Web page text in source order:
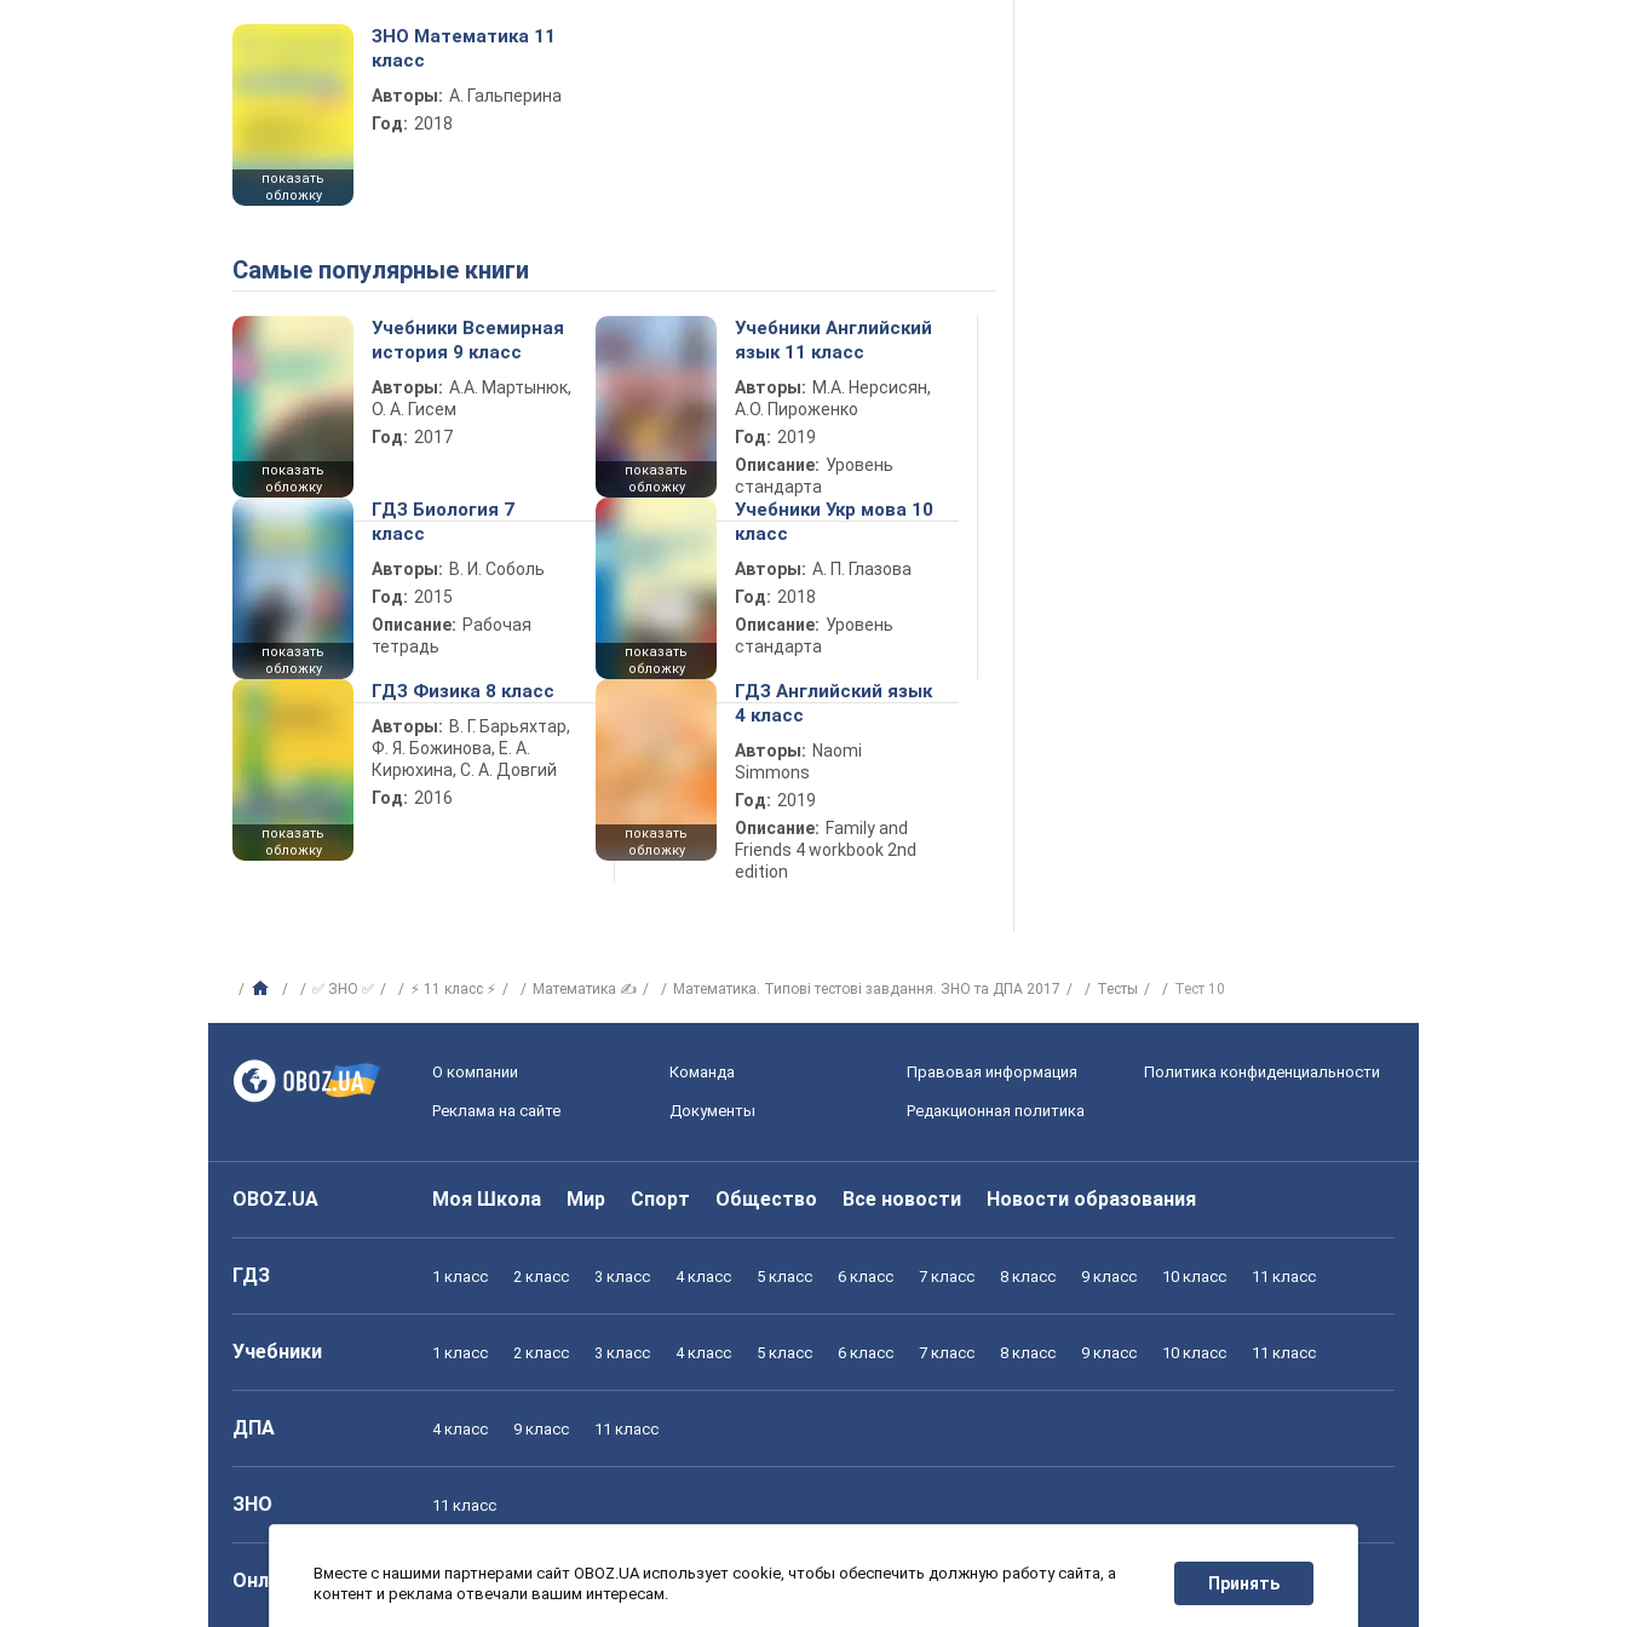
показать
обложку
ЗНО Математика 11
класс
Авторы: А. Гальперина
Год: 2018
Самые популярные книги
показать
обложку
Учебники Всемирная
история 9 класс
Авторы: А.А. Мартынюк,
О. А. Гисем
Год: 2017
показать
обложку
Учебники Английский
язык 11 класс
Авторы: М.А. Нерсисян,
А.О. Пироженко
Год: 2019
Описание: Уровень
стандарта
показать
обложку
ГДЗ Биология 7
класс
Авторы: В. И. Соболь
Год: 2015
Описание: Рабочая
тетрадь
показать
обложку
Учебники Укр мова 10
класс
Авторы: А. П. Глазова
Год: 2018
Описание: Уровень
стандарта
показать
обложку
ГДЗ Физика 8 класс
Авторы: В. Г. Барьяхтар,
Ф. Я. Божинова, Е. А.
Кирюхина, С. А. Довгий
Год: 2016
показать
обложку
ГДЗ Английский язык
4 класс
Авторы: Naomi
Simmons
Год: 2019
Описание: Family and
Friends 4 workbook 2nd
edition
✅ ЗНО ✅ ⚡ 11 класс ⚡ Математика ✍ Математика. Типові тестові завдання. ЗНО та ДПА 2017 Тесты Тест 10
О компании Команда Правовая информация Политика конфиденциальности
Реклама на сайте Документы Редакционная политика
OBOZ.UA Моя Школа Мир Спорт Общество Все новости Новости образования
ГДЗ 1 класс 2 класс 3 класс 4 класс 5 класс 6 класс 7 класс 8 класс 9 класс 10 класс 11 класс
Учебники 1 класс 2 класс 3 класс 4 класс 5 класс 6 класс 7 класс 8 класс 9 класс 10 класс 11 класс
ДПА 4 класс 9 класс 11 класс
ЗНО 11 класс
Онлайн уроки 1 класс 2 класс 3 класс 4 класс 5 класс 6 класс 7 класс 8 класс 9 класс 10 класс 11 класс
Вместе с нашими партнерами сайт OBOZ.UA использует cookie, чтобы обеспечить должную работу сайта, а
контент и реклама отвечали вашим интересам.
Принять